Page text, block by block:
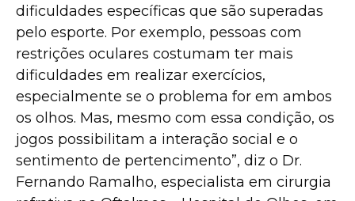
dificuldades específicas que são superadas
pelo esporte. Por exemplo, pessoas com
restrições oculares costumam ter mais
dificuldades em realizar exercícios,
especialmente se o problema for em ambos
os olhos. Mas, mesmo com essa condição, os
jogos possibilitam a interação social e o
sentimento de pertencimento”, diz o Dr.
Fernando Ramalho, especialista em cirurgia